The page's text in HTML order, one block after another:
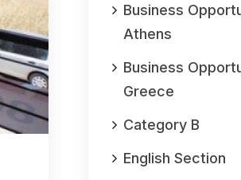
Business
Athens
Business
Greece
Category B
English Section